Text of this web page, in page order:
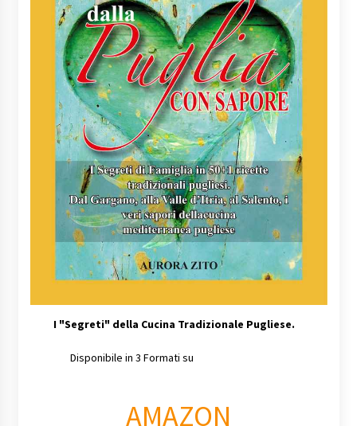
I "Segreti" della Cucina Tradizionale Pugliese.
Disponibile in 3 Formati su
AMAZON